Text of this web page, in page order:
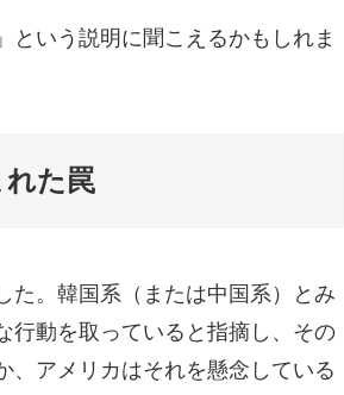
という説明に聞こえるかもしれま
れた罠
た。韓国系（または中国系）とみ
行動を取っていると指摘し、その
、アメリカはそれを懸念している